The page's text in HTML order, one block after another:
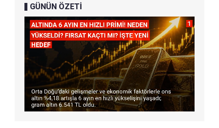
GÜNÜN ÖZETİ